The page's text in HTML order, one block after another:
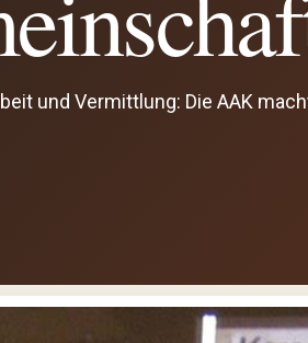
und Vermittlung: Die AAK